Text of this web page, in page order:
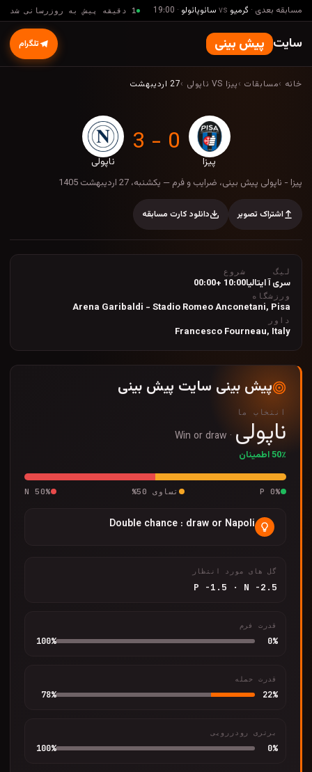
مسابقه بعدی · گرمیو vs سائوپائولو ·
19:00 1 دقیقه پیش به روزرسانی شد
سایت پیش بینی تلگرام
خانه ›مسابقات ›پیزا VS ناپولی ›27 اردیبهشت
پیزا
0 - 3
ناپولی
پیزا - ناپولی پیش بینی، ضرایب و فرم — یکشنبه، 27
پیزا - ناپولی پیش بینی، ضرایب و فرم — یکشنبه، 27 اردیبهشت 1405
اشتراک تصویر دانلود کارت مسابقه
لیگ
سری آ ایتالیا
شروع
10:00 +00:00
ورزشگاه
Arena Garibaldi - Stadio Romeo Anconetani, Pisa
داور
Francesco Fourneau, Italy
پیش بینی سایت پیش بینی
انتخاب ما
ناپولی ·
Win or draw
50٪ اطمینان
P 0% تساوی 50
%
N 50%
Double chance : draw or Napoli
گل های مورد انتظار
P -1.5 · N -2.5
قدرت فرم
0%
100%
قدرت حمله
22%
78%
برتری رودررویی
0%
100%